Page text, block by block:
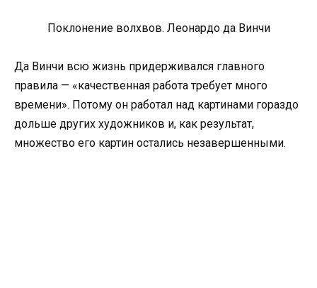
Поклонение волхвов. Леонардо да Винчи
Да Винчи всю жизнь придерживался главного
правила — «качественная работа требует много
времени». Потому он работал над картинами гораздо
дольше других художников и, как результат,
множество его картин остались незавершенными.